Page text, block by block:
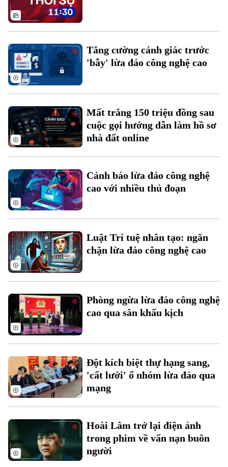
Chuyên mục
Hà Nội
Chính trị
An ninh trật tự
Công nghệ
Hà Nội
Nhịp sống Hà Nội
Người Hà Nội
Khoảnh khắc Hà Nội
Thế giới
Tin tức
Quân sự
Hồ sơ
Người Việt 4 phương
Kinh tế
Tin tức
Tài chính Ngân hàng
Doanh nghiệp
Nhà đất
Tin tức
Đầu tư
Kinh nghiệm
Tàu và Xe
Ô tô
Tàu
Thị trường
Giáo dục
Tuyển sinh
Hướng nghiệp
Tin tức
Sức khỏe
Tăng cường cảnh giác trước
'bẫy' lừa đảo công nghệ cao
Mất trắng 150 triệu đồng sau
cuộc gọi hướng dẫn làm hồ sơ
nhà đất online
Cảnh báo lừa đảo công nghệ
cao với nhiều thủ đoạn
Luật Trí tuệ nhân tạo: ngăn
chặn lừa đảo công nghệ cao
Phòng ngừa lừa đảo công nghệ
cao qua sân khấu kịch
Đột kích biệt thự hạng sang,
'cất lưới' ổ nhóm lừa đảo qua
mạng
Hoài Lâm trở lại điện ảnh
trong phim về vấn nạn buôn
người